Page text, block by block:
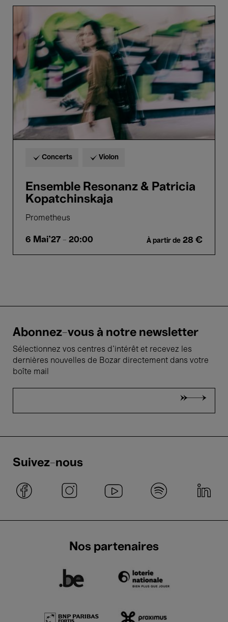
Resonanz
Patricia
Kopatchinskaja
Concerts Violon
Ensemble Resonanz & Patricia
Kopatchinskaja
Prometheus
6 Mai'27 - 20:00 À partir de 28 €
Abonnez-vous à notre newsletter
Sélectionnez vos centres d'intérêt et recevez les
dernières nouvelles de Bozar directement dans votre
boîte mail
Suivez-nous
Nos partenaires